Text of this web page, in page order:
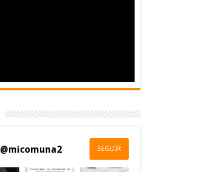
@micomuna2 SEGUIR